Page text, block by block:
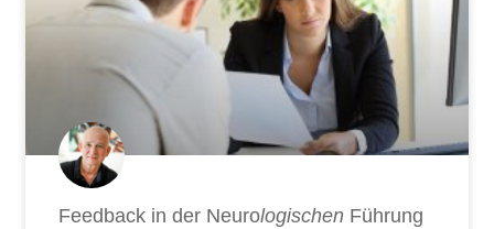
Feedback in der NeurologischenFührung